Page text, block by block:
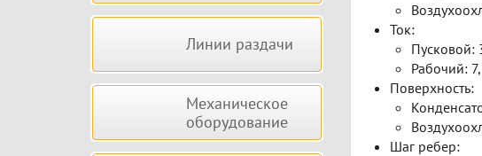
Ток:
Пусковой:
Рабочий:
Поверхность:
Шаг ребер:
Линии раздачи
Механическое
оборудование